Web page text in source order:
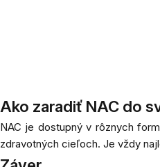
Ako zaradiť NAC do
NAC je dostupný v rôznych
zdravotných cieľoch. Je vždy